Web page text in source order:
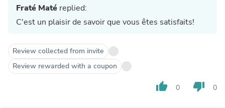
Fraté Maté replied:
C'est un plaisir de savoir que vous êtes satisfaits!
Review collected from invite
Review rewarded with a coupon
thumb_up 0 thumb_down 0